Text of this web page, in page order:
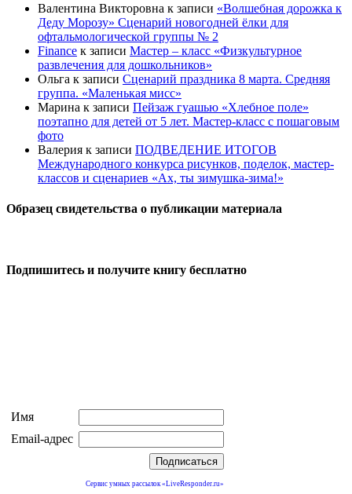
Валентина Викторовна к записи «Волшебная дорожка к
Деду Морозу» Сценарий новогодней ёлки для
офтальмологической группы № 2
Finance к записи Мастер – класс «Физкультурное
развлечения для дошкольников»
Ольга к записи Сценарий праздника 8 марта. Средняя
группа. «Маленькая мисс»
Марина к записи Пейзаж гуашью «Хлебное поле»
поэтапно для детей от 5 лет. Мастер-класс с пошаговым
фото
Валерия к записи ПОДВЕДЕНИЕ ИТОГОВ
Международного конкурса рисунков, поделок, мастер-
классов и сценариев «Ах, ты зимушка-зима!»
Образец свидетельства о публикации материала
Подпишитесь и получите книгу бесплатно
Имя
Email-адрес
Сервис умных рассылок «LiveResponder.ru»